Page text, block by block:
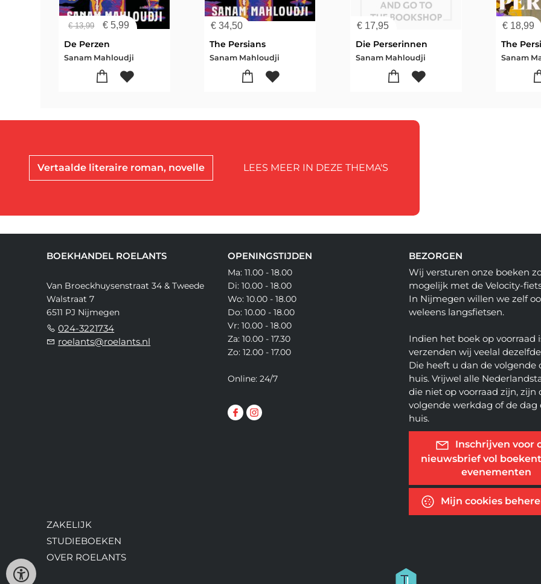
€13,99 € 5,99
De Perzen
Sanam Mahloudji
€ 34,50
The Persians
Sanam Mahloudji
€17,95
Die Perserinnen
Sanam Mahloudji
€18,99
The
Sanam
Vertaalde literaire roman, novelle LEES MEER IN DEZE THEMA'S
BOEKHANDEL ROELANTS
Van Broeckhuysenstraat 34 & Tweede
Walstraat 7
6511 PJ Nijmegen
024-3221734
roelants@roelants.nl
OPENINGSTIJDEN
Ma: 11.00 - 18.00
Di: 10.00 - 18.00
Wo: 10.00 - 18.00
Do: 10.00 - 18.00
Vr: 10.00 - 18.00
Za: 10.00 - 17.30
Zo: 12.00 - 17.00
Online: 24/7
BEZORGEN
Wij versturen onze boeken
mogelijk met de Velocity-
In Nijmegen willen we zelf
weleens langsfietsen.
Indien het boek op voorraad
verzenden wij veelal
Die heeft u dan de volgende
huis. Vrijwel alle
die niet op voorraad zijn, zijn
volgende werkdag of de dag
huis.
Inschrijven voor
nieuwsbrief vol
evenementen
Mijn cookies
ZAKELIJK
STUDIEBOEKEN
OVER ROELANTS